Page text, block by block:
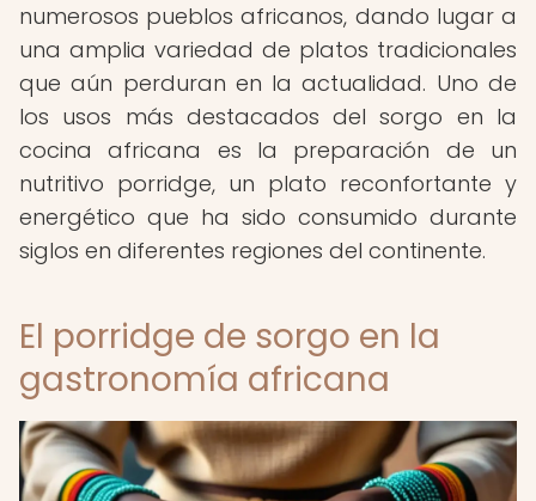
numerosos pueblos africanos, dando lugar a
una amplia variedad de platos tradicionales
que aún perduran en la actualidad. Uno de
los usos más destacados del sorgo en la
cocina africana es la preparación de un
nutritivo porridge, un plato reconfortante y
energético que ha sido consumido durante
siglos en diferentes regiones del continente.
El porridge de sorgo en la
gastronomía africana